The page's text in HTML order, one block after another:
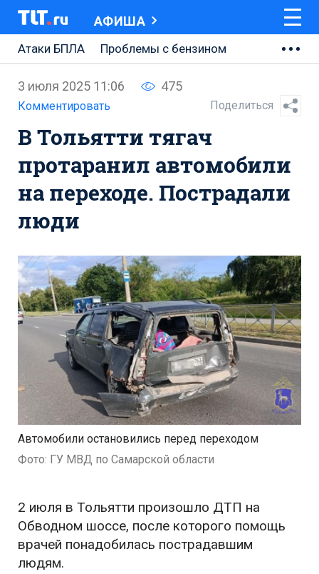
АФИША
Атаки БПЛА
Проблемы с бензином
Ремонт Центральной площади
Ремонт Обводного шоссе
Набережная Тольятти
Неделя Тольятти
3 июля 2025 11:06 475
Комментировать Поделиться
В Тольятти тягач
протаранил автомобили
на переходе. Пострадали
люди
Автомобили остановились перед переходом
Фото: ГУ МВД по Самарской области
2 июля в Тольятти произошло ДТП на
Обводном шоссе, после которого помощь
врачей понадобилась пострадавшим
людям.